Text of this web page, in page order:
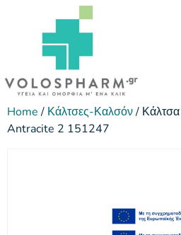
Home/ Κάλτσες-Καλσόν/
Antracite 2 151247